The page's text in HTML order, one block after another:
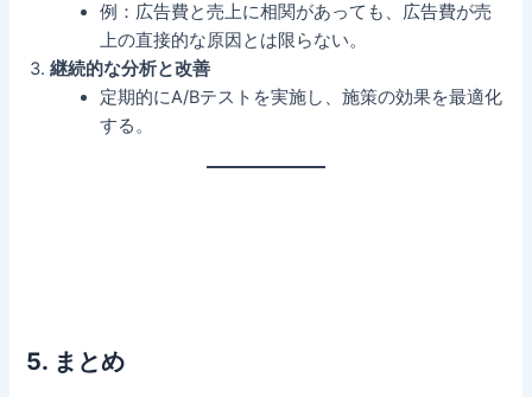
例：広告費と売上に相関があっても、広告費が売
上の直接的な原因とは限らない。
継続的な分析と改善
定期的にA/Bテストを実施し、施策の効果を最適化
する。
5. まとめ